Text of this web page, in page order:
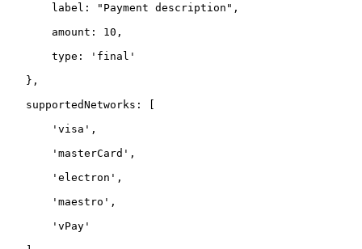
       label: "Payment description",
       amount: 10,
       type: 'final'
   },
   supportedNetworks: [
       'visa',
       'masterCard',
       'electron',
       'maestro',
       'vPay'